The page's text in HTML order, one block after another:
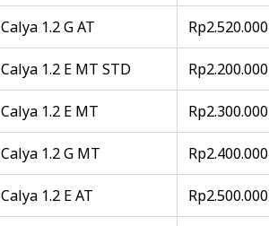
Calya 1.2 G AT Rp2.520.000
Calya 1.2 E MT STD Rp2.200.000
Calya 1.2 E MT Rp2.300.000
Calya 1.2 G MT Rp2.400.000
Calya 1.2 E AT Rp2.500.000